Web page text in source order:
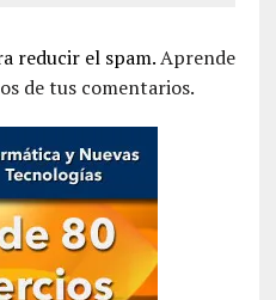
reducir el spam.Aprende
de tus comentarios.